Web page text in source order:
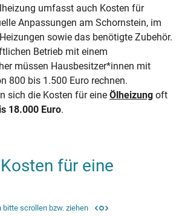
umfasst auch Kosten für
Anpassungen am Schornstein, im
sowie das benötigte Zubehör.
Betrieb mit einem
müssen Hausbesitzer*innen mit
800 bis 1.500 Euro rechnen.
sich die Kosten für eine Ölheizung oft
18.000 Euro.
für eine
scrollen bzw. ziehen